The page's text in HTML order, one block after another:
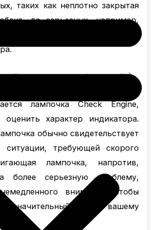
таких как неплотно закрытая
до серьезных, например,
против наблюдений
лампочка Check Engine,
характер индикатора.
обычно свидетельствует
ситуации, требующей скорого
лампочка, напротив,
более серьезную проблему,
внимания, чтобы
значительный ущерб вашему